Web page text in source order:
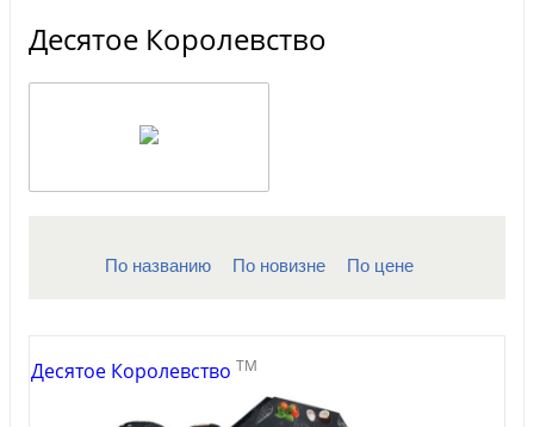
Десятое Королевство
По названию По новизне По цене
Десятое Королевство TM